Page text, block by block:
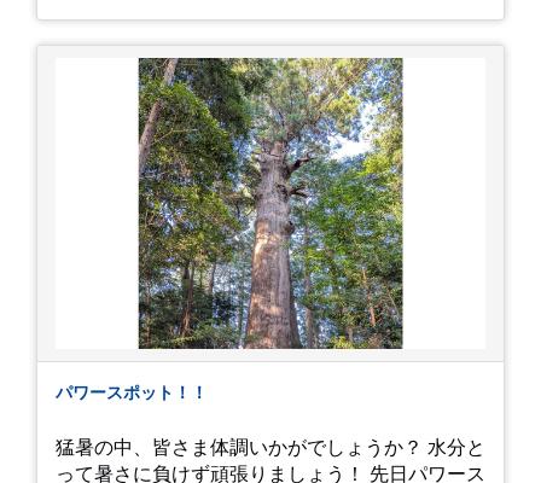
ッ！」とされているので ここだけの公開としま
す。 非常に暑苦しいのでご観覧される方は、ご注
意くださいませ。 では、熱中症に気を付けて、お
過ごしください。
https://youtu.be/QWVP8qzpsUE
パワースポット！！
猛暑の中、皆さま体調いかがでしょうか？ 水分と
って暑さに負けず頑張りましょう！ 先日パワース